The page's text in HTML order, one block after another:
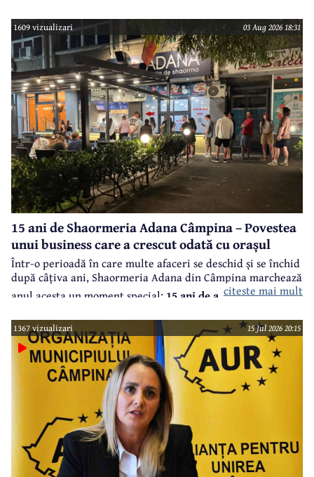
întrebări legate atât de cariera profesională a invitaților
noștri, cât și din viața lor particulară.
1609 vizualizari 03 Aug 2026 18:31
15 ani de Shaormeria Adana Câmpina – Povestea
unui business care a crescut odată cu orașul
Într-o perioadă în care multe afaceri se deschid și se închid
după câțiva ani, Shaormeria Adana din Câmpina marchează
anul acesta un moment special: 15 ani de activitate, cu o
promoție incredibilă în care oferă orice produs consacrat
deja cu un cost peste 15 lei, cadou la 15 lei, doar marți, 4
august, până la ora 15.00, în limita stocului.În spatele
acestui succes se află perseverență și calitate a unor
produse excepționale și dorința de a oferi clienților o
calitate constantă la cele mai înalte standarde.
citeste mai mult
1367 vizualizari 15 Jul 2026 20:15